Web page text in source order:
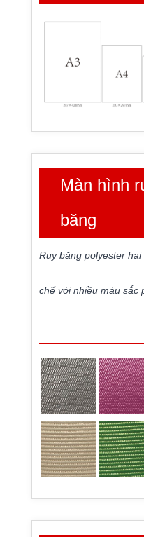
Màn hình
băng
Ruy băng polyester
chế với nhiều màu sắc